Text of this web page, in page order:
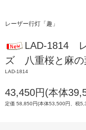
レーザー行灯「趣」
LAD-1814
ズ 八重桜と麻の
LAD-1814
43,450円(本体
定価 58,850円(本体53,500円、税